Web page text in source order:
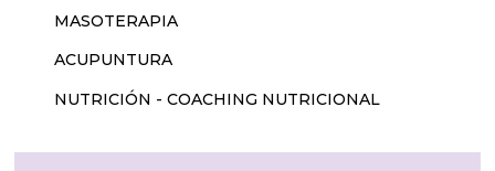
MASOTERAPIA
ACUPUNTURA
NUTRICIÓN - COACHING NUTRICIONAL